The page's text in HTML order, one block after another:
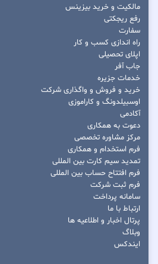
مالکیت و خرید بیزینس
رفع ریجکتی
سفارت
راه اندازی کسب و کار
اپلای تحصیلی
جاب آفر
خدمات جزیره
خرید و فروش و واگذاری شرکت
اوسبیلدونگ و کاراموزی
آکادمی
دعوت به همکاری
مرکز مشاوره تخصصی
فرم استخدام و همکاری
تمدید سیم کارت بین المللی
فرم افتتاح حساب بین المللی
فرم ثبت شرکت
سامانه پرداخت
ارتباط با ما
پرتال اخبار و اطلاعیه ها
وبلاگ
ایندکس